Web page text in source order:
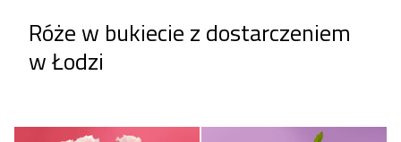
Róże w bukiecie z dostarczeniem
w Łodzi